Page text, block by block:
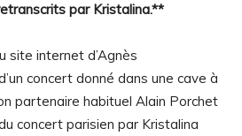
par Kristalina.**
site internet d’Agnès
concert donné dans une cave à
partenaire habituel Alain Porchet
concert parisien par Kristalina